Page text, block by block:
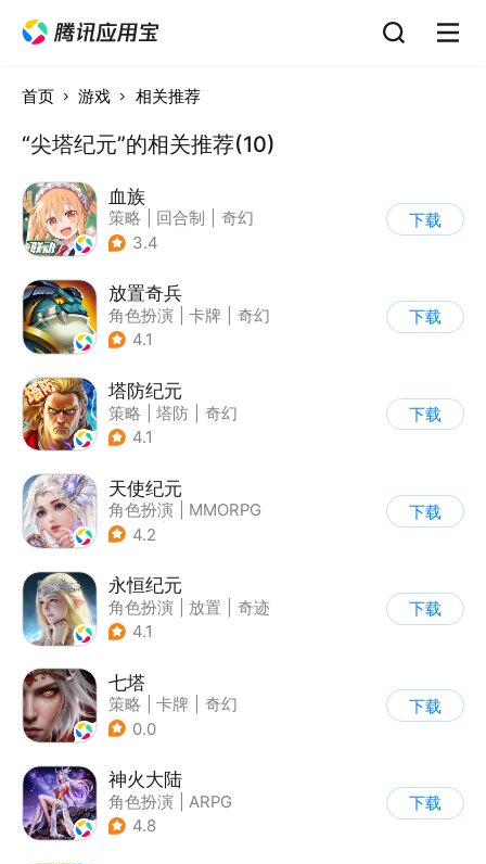
首页 游戏 相关推荐
“尖塔纪元”的相关推荐(10)
血族
策略 回合制
奇幻
| 血族
3.4
下载
放置奇兵
角色扮演 卡牌
奇幻
| 欧美风
4.1
下载
塔防纪元
策略 塔防
奇幻
| 欧美风
4.1
下载
天使纪元
角色扮演
MMORPG
| 奇幻
4.2
下载
永恒纪元
角色扮演 放置
奇迹
| 奇迹MU
4.1
下载
七塔
策略 卡牌
奇幻
| 写实
0.0
下载
神火大陆
角色扮演
ARPG
| 奇幻
4.8
下载